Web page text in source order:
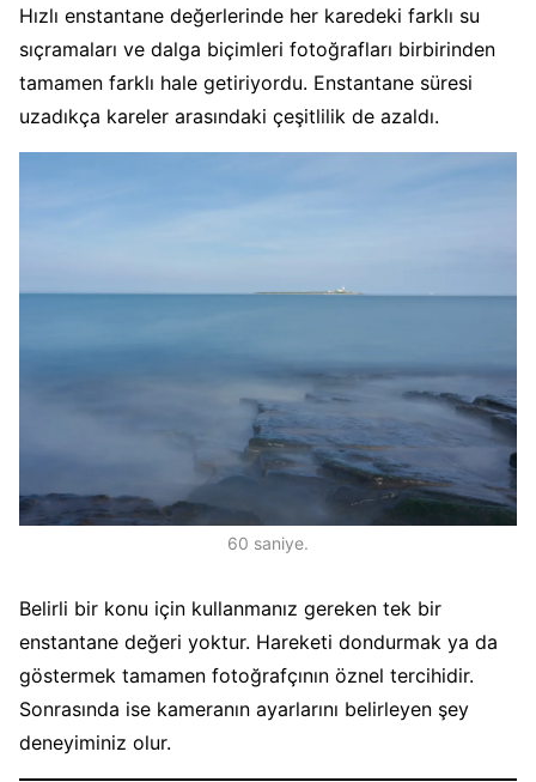
Hızlı enstantane değerlerinde her karedeki farklı su
sıçramaları ve dalga biçimleri fotoğrafları birbirinden
tamamen farklı hale getiriyordu. Enstantane süresi
uzadıkça kareler arasındaki çeşitlilik de azaldı.
60 saniye.
Belirli bir konu için kullanmanız gereken tek bir
enstantane değeri yoktur. Hareketi dondurmak ya da
göstermek tamamen fotoğrafçının öznel tercihidir.
Sonrasında ise kameranın ayarlarını belirleyen şey
deneyiminiz olur.